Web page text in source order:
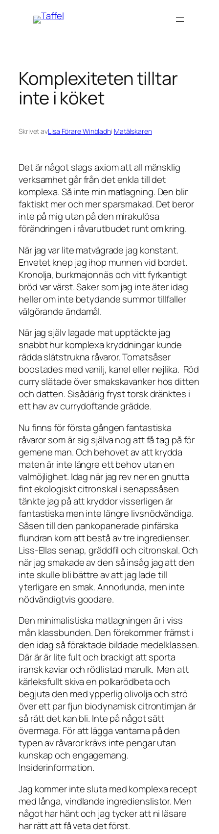
Komplexiteten tilltar
inte i köket
Skrivet avLisa Förare Winbladhi Matälskaren
Det är något slags axiom att all mänsklig
verksamhet går från det enkla till det
komplexa. Så inte min matlagning. Den blir
faktiskt mer och mer sparsmakad. Det beror
inte på mig utan på den mirakulösa
förändringen i råvarutbudet runt om kring.
När jag var lite matvägrade jag konstant.
Envetet knep jag ihop munnen vid bordet.
Kronolja, burkmajonnäs och vitt fyrkantigt
bröd var värst. Saker som jag inte äter idag
heller om inte betydande summor tillfaller
välgörande ändamål.
När jag själv lagade mat upptäckte jag
snabbt hur komplexa kryddningar kunde
rädda slätstrukna råvaror. Tomatsåser
boostades med vanilj, kanel eller nejlika. Röd
curry slätade över smakskavanker hos ditten
och datten. Sisådärig fryst torsk dränktes i
ett hav av currydoftande grädde.
Nu finns för första gången fantastiska
råvaror som är sig själva nog att få tag på för
gemene man. Och behovet av att krydda
maten är inte längre ett behov utan en
valmöjlighet. Idag när jag rev ner en gnutta
fint ekologiskt citronskal i senapssåsen
tänkte jag på att kryddor visserligen är
fantastiska men inte längre livsnödvändiga.
Såsen till den pankopanerade pinfärska
flundran kom att bestå av tre ingredienser.
Liss-Ellas senap, gräddfil och citronskal. Och
när jag smakade av den så insåg jag att den
inte skulle bli bättre av att jag lade till
yterligare en smak. Annorlunda, men inte
nödvändigtvis goodare.
Den minimalistiska matlagningen är i viss
mån klassbunden. Den förekommer främst i
den idag så föraktade bildade medelklassen.
Där är är lite fult och brackigt att sporta
iransk kaviar och rödlistad marulk. Men att
kärleksfullt skiva en polkarödbeta och
begjuta den med ypperlig olivolja och strö
över ett par fjun biodynamisk citrontimjan är
så rätt det kan bli. Inte på något sätt
övermaga. För att lägga vantarna på den
typen av råvaror krävs inte pengar utan
kunskap och engagemang.
Insiderinformation.
Jag kommer inte sluta med komplexa recept
med långa, vindlande ingredienslistor. Men
något har hänt och jag tycker att ni läsare
har rätt att få veta det först.